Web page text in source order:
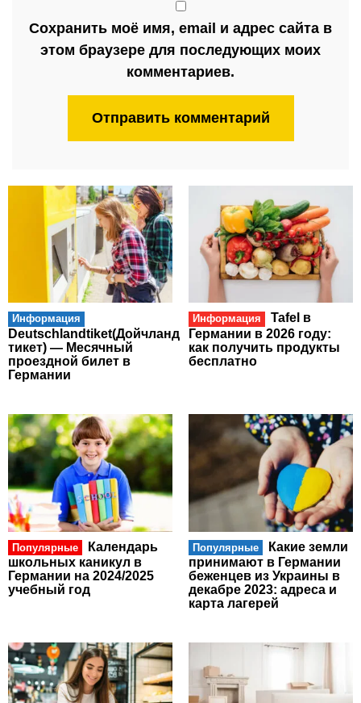
Сохранить моё имя, email и адрес сайта в
этом браузере для последующих моих
комментариев.
Информация
Deutschlandtiket(Дойчланд
тикет) — Месячный
проездной билет в
Германии
Информация
Tafel в
Германии в 2026 году:
как получить продукты
бесплатно
Популярные
Календарь
школьных каникул в
Германии на 2024/2025
учебный год
Популярные
Какие земли
принимают в Германии
беженцев из Украины в
декабре 2023: адреса и
карта лагерей